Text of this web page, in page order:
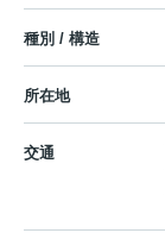
種別 / 構造
所在地
交通